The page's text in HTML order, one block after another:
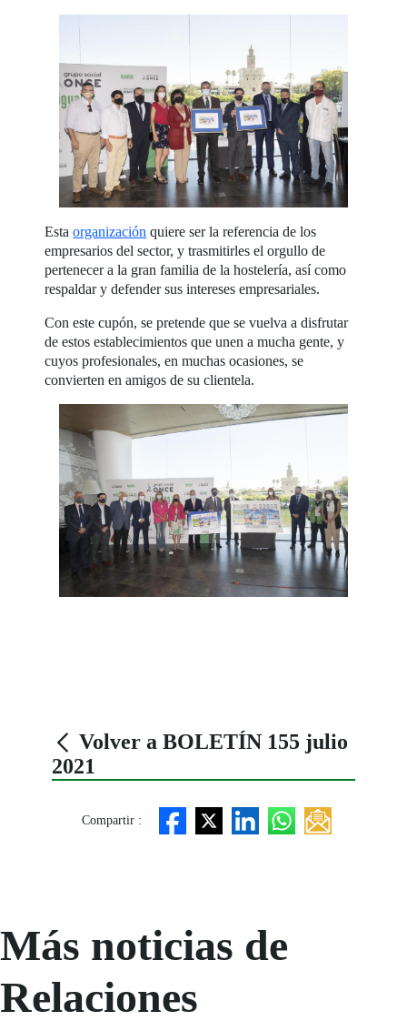
Estaorganización quiere ser la referencia de los
empresarios del sector, y trasmitirles el orgullo de
pertenecer a la gran familia de la hostelería, así como
respaldar y defender sus intereses empresariales.
Con este cupón, se pretende que se vuelva a disfrutar
de estos establecimientos que unen a mucha gente, y
cuyos profesionales, en muchas ocasiones, se
convierten en amigos de su clientela.
Volver a BOLETÍN 155 julio
2021
Compartir :
Más noticias de
Relaciones